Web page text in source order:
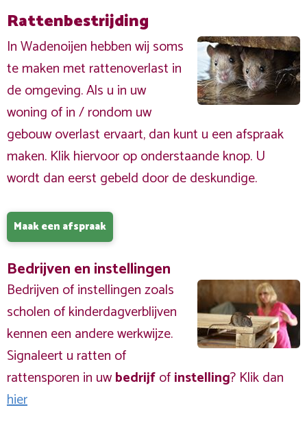
Rattenbestrijding
In Wadenoijen hebben wij soms
te maken met rattenoverlast in
de omgeving. Als u in uw
woning of in / rondom uw
gebouw overlast ervaart, dan kunt u een afspraak
maken. Klik hiervoor op onderstaande knop. U
wordt dan eerst gebeld door de deskundige.
Maak een afspraak
Bedrijven en instellingen
Bedrijven of instellingen zoals
scholen of kinderdagverblijven
kennen een andere werkwijze.
Signaleert u ratten of
rattensporen in uwbedrijfofinstelling? Klik dan
hier